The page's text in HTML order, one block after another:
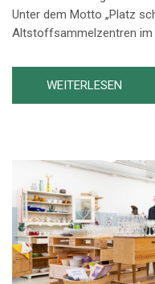
Unter dem Motto „Platz
Altstoffsammelzentren im
WEITERLESEN